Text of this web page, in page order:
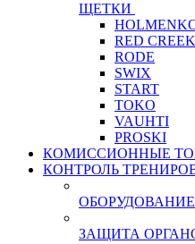
ЩЕТКИ
RED CREEK
RODE
SWIX
START
TOKO
VAUHTI
PROSKI
КОМИССИОННЫЕ
КОНТРОЛЬ
ЗАЩИТА